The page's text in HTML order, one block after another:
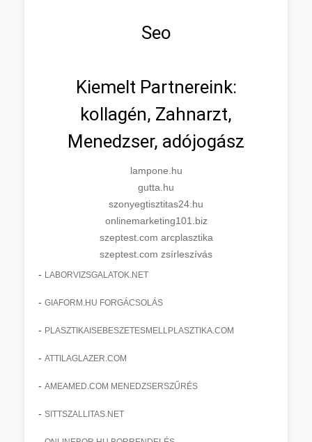
Seo
Kiemelt Partnereink:
kollagén, Zahnarzt,
Menedzser, adójogász
lampone.hu
gutta.hu
szonyegtisztitas24.hu
onlinemarketing101.biz
szeptest.com arcplasztika
szeptest.com zsírleszívás
- LABORVIZSGALATOK.NET
- GIAFORM.HU FORGÁCSOLÁS
- PLASZTIKAISEBESZETESMELLPLASZTIKA.COM
- ATTILAGLAZER.COM
- AMEAMED.COM MENEDZSERSZŰRÉS
- SITTSZALLITAS.NET